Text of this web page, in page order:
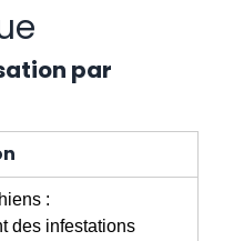
par
:
des infestations